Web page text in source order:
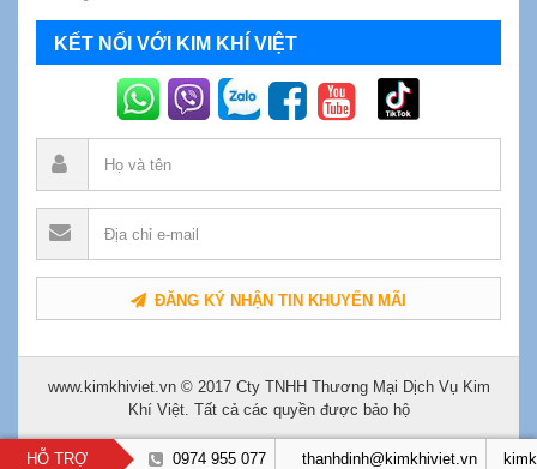
KẾT NỐI VỚI KIM KHÍ VIỆT
ĐĂNG KÝ NHẬN TIN KHUYẾN MÃI
www.kimkhiviet.vn © 2017 Cty TNHH Thương Mại Dịch Vụ Kim
Khí Việt. Tất cả các quyền được bảo hộ
HỖ TRỢ 0974 955 077 thanhdinh@kimkhiviet.vn